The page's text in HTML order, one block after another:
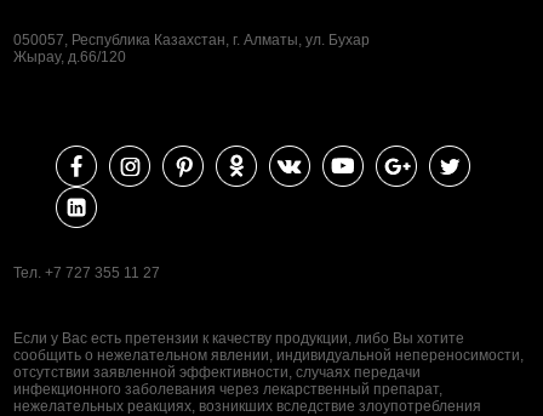
050057, Республика Казахстан, г. Алматы, ул. Бухар
Жырау, д.66/120
Тел. +7 727 355 11 27
Если у Вас есть претензии к качеству продукции, либо Вы хотите
сообщить о нежелательном явлении, индивидуальной непереносимости,
отсутствии заявленной эффективности, случаях передачи
инфекционного заболевания через лекарственный препарат,
нежелательных реакциях, возникших вследствие злоупотребления